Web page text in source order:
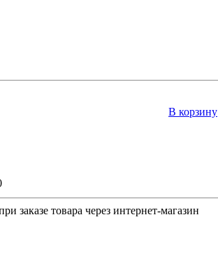
В корзину
заказе товара через интернет-магазин